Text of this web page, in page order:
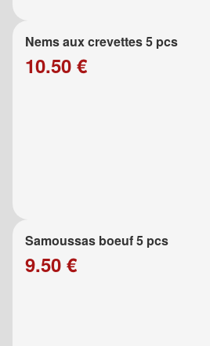
Nems aux crevettes 5 pcs
10.50 €
Samoussas boeuf 5 pcs
9.50 €